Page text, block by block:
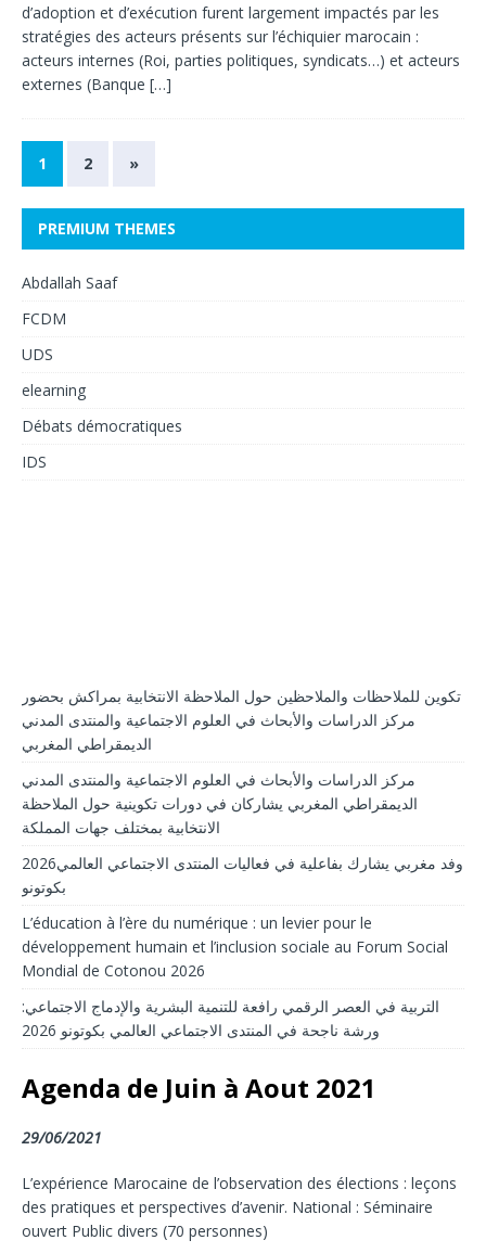
d’adoption et d’exécution furent largement impactés par les
stratégies des acteurs présents sur l’échiquier marocain :
acteurs internes (Roi, parties politiques, syndicats…) et acteurs
externes (Banque […]
1 2 »
PREMIUM THEMES
Abdallah Saaf
FCDM
UDS
elearning
Débats démocratiques
IDS
تكوين للملاحظات والملاحظين حول الملاحظة الانتخابية بمراكش بحضور
مركز الدراسات والأبحاث في العلوم الاجتماعية والمنتدى المدني
الديمقراطي المغربي
مركز الدراسات والأبحاث في العلوم الاجتماعية والمنتدى المدني
الديمقراطي المغربي يشاركان في دورات تكوينية حول الملاحظة
الانتخابية بمختلف جهات المملكة
2026وفد مغربي يشارك بفاعلية في فعاليات المنتدى الاجتماعي العالمي
بكوتونو
L’éducation à l’ère du numérique : un levier pour le
développement humain et l’inclusion sociale au Forum Social
Mondial de Cotonou 2026
التربية في العصر الرقمي رافعة للتنمية البشرية والإدماج الاجتماعي:
ورشة ناجحة في المنتدى الاجتماعي العالمي بكوتونو 2026
Agenda de Juin à Aout 2021
29/06/2021
L’expérience Marocaine de l’observation des élections : leçons
des pratiques et perspectives d’avenir. National : Séminaire
ouvert Public divers (70 personnes)